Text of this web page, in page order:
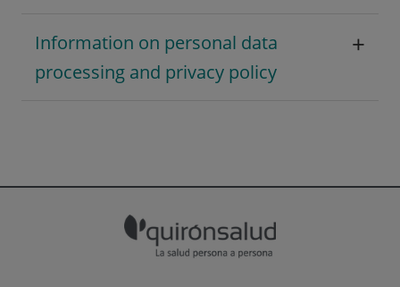
Information on personal data
processing and privacy policy
+